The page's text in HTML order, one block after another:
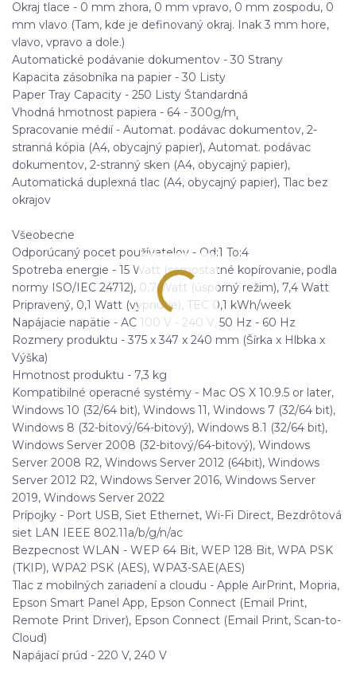
Okraj tlace - 0 mm zhora, 0 mm vpravo, 0 mm zospodu, 0
mm vlavo (Tam, kde je definovaný okraj. Inak 3 mm hore,
vlavo, vpravo a dole.)
Automatické podávanie dokumentov - 30 Strany
Kapacita zásobníka na papier - 30 Listy
Paper Tray Capacity - 250 Listy Štandardná
Vhodná hmotnost papiera - 64 - 300g/m˛
Spracovanie médií - Automat. podávac dokumentov, 2-
stranná kópia (A4, obycajný papier), Automat. podávac
dokumentov, 2-stranný sken (A4, obycajný papier),
Automatická duplexná tlac (A4, obycajný papier), Tlac bez
okrajov
Všeobecne
Odporúcaný pocet používatelov - Od:1 To:4
Spotreba energie - 15 Watt (samostatné kopírovanie, podla
normy ISO/IEC 24712), 0,7 Watt (úsporný režim), 7,4 Watt
Pripravený, 0,1 Watt (vypnutie), TEC 0,1 kWh/week
Napájacie napätie - AC 100 V - 240 V, 50 Hz - 60 Hz
Rozmery produktu - 375 x 347 x 240 mm (Šírka x Hlbka x
Výška)
Hmotnost produktu - 7,3 kg
Kompatibilné operacné systémy - Mac OS X 10.9.5 or later,
Windows 10 (32/64 bit), Windows 11, Windows 7 (32/64 bit),
Windows 8 (32-bitový/64-bitový), Windows 8.1 (32/64 bit),
Windows Server 2008 (32-bitový/64-bitový), Windows
Server 2008 R2, Windows Server 2012 (64bit), Windows
Server 2012 R2, Windows Server 2016, Windows Server
2019, Windows Server 2022
Prípojky - Port USB, Siet Ethernet, Wi-Fi Direct, Bezdrôtová
siet LAN IEEE 802.11a/b/g/n/ac
Bezpecnost WLAN - WEP 64 Bit, WEP 128 Bit, WPA PSK
(TKIP), WPA2 PSK (AES), WPA3-SAE(AES)
Tlac z mobilných zariadení a cloudu - Apple AirPrint, Mopria,
Epson Smart Panel App, Epson Connect (Email Print,
Remote Print Driver), Epson Connect (Email Print, Scan-to-
Cloud)
Napájací prúd - 220 V, 240 V